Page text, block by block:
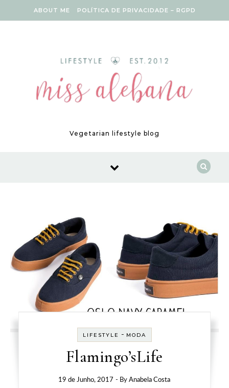
ABOUT ME POLÍTICA DE PRIVACIDADE – RGPD
Vegetarian lifestyle blog
LIFESTYLE - MODA
Flamingo’sLife
19 de Junho, 2017 - ByAnabela Costa